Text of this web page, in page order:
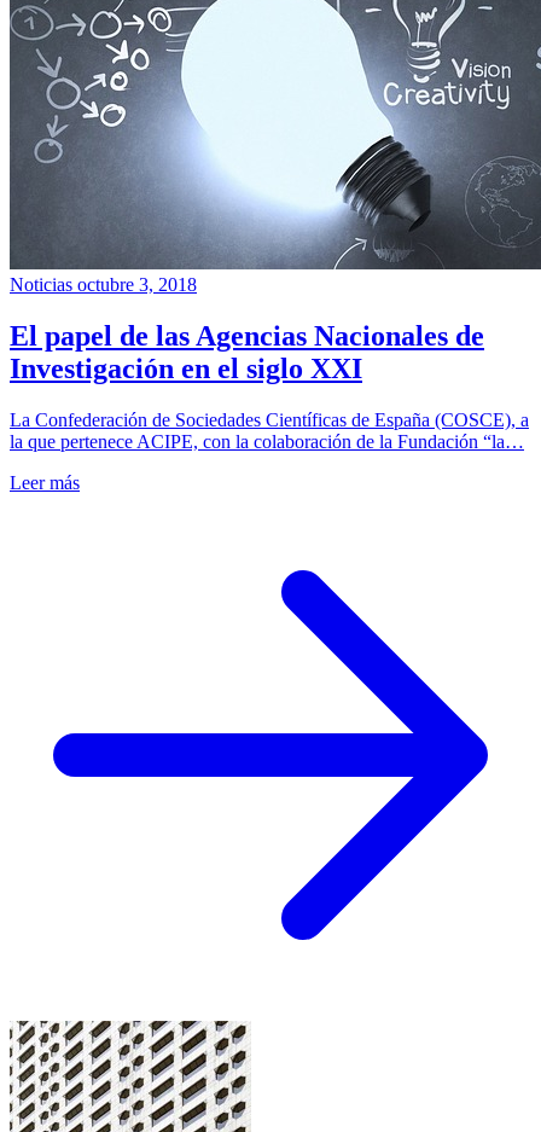
Noticias octubre 3, 2018
El papel de las Agencias Nacionales de
Investigación en el siglo XXI
La Confederación de Sociedades Científicas de España (COSCE), a
la que pertenece ACIPE, con la colaboración de la Fundación “la…
Leer más